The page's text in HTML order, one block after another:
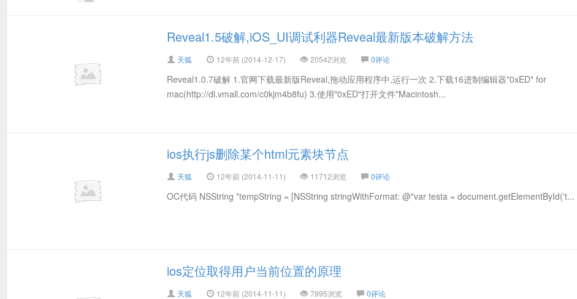
Reveal1.5破解,iOS_UI调试利器Reveal最新版本破解方法
天狐 12年前 (2014-12-17) 20542浏览 0评论
Reveal1.0.7破解 1.官网下载最新版Reveal,拖动应用程序中,运行一次 2.下载16进制编辑器"0xED" for
mac(http://dl.vmall.com/c0kjm4b8fu) 3.使用"0xED"打开文件"Macintosh...
ios执行js删除某个html元素块节点
天狐 12年前 (2014-11-11) 11712浏览 0评论
OC代码 NSString *tempString = [NSString stringWithFormat: @"var testa = document.getElementById('t...
ios定位取得用户当前位置的原理
天狐 12年前 (2014-11-11) 7995浏览 0评论